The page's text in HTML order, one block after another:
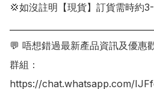
💢如沒註明【現貨】訂貨需時約
💬 唔想錯過最新產品資訊及優惠
群組：
https://chat.whatsapp.com/